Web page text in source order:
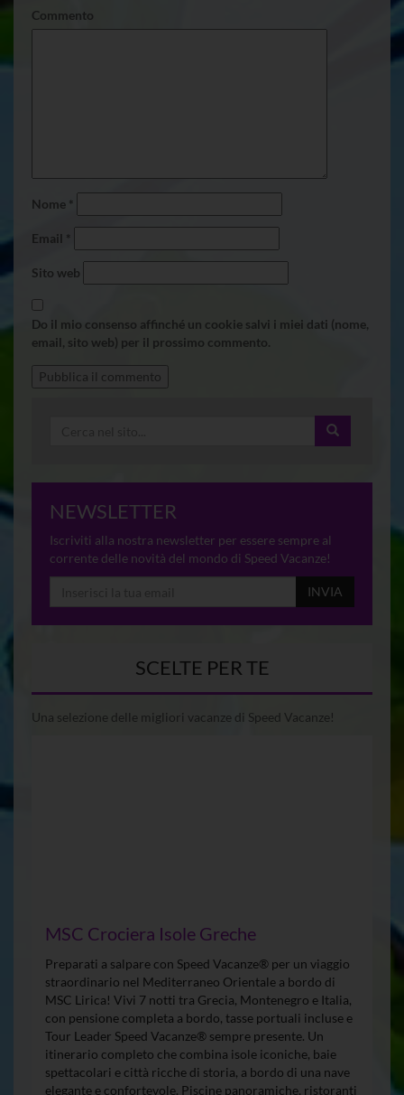
Commento
Nome *
Email *
Sito web
Do il mio consenso affinché un cookie salvi i miei dati (nome,
email, sito web) per il prossimo commento.
NEWSLETTER
Iscriviti alla nostra newsletter per essere sempre al
corrente delle novità del mondo di Speed Vacanze!
INVIA
SCELTE PER TE
Una selezione delle migliori vacanze di Speed Vacanze!
MSC Crociera Isole Greche
Preparati a salpare con Speed Vacanze® per un viaggio
straordinario nel Mediterraneo Orientale a bordo di
MSC Lirica! Vivi 7 notti tra Grecia, Montenegro e Italia,
con pensione completa a bordo, tasse portuali incluse e
Tour Leader Speed Vacanze® sempre presente. Un
itinerario completo che combina isole iconiche, baie
spettacolari e città ricche di storia, a bordo di una nave
elegante e confortevole. Piscine panoramiche, ristoranti